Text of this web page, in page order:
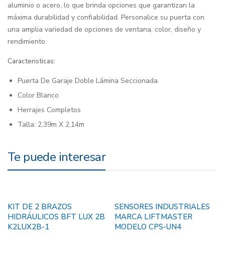
aluminio o acero, lo que brinda opciones que garantizan la
máxima durabilidad y confiabilidad. Personalice su puerta con
una amplia variedad de opciones de ventana, color, diseño y
rendimiento.
Caracteristicas:
Puerta De Garaje Doble Lámina Seccionada
Color Blanco
Herrajes Completos
Talla: 2,39m X 2,14m
Te puede interesar
KIT DE 2 BRAZOS
HIDRÁULICOS BFT LUX 2B
K2LUX2B-1
SENSORES INDUSTRIALES
MARCA LIFTMASTER
MODELO CPS-UN4